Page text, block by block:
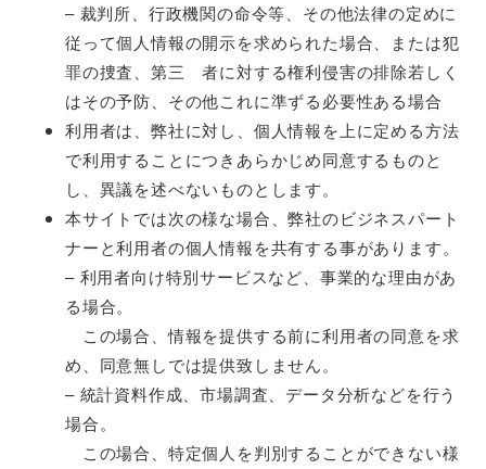
– 裁判所、行政機関の命令等、その他法律の定めに
従って個人情報の開示を求められた場合、または犯
罪の捜査、第三 者に対する権利侵害の排除若しく
はその予防、その他これに準ずる必要性ある場合
利用者は、弊社に対し、個人情報を上に定める方法
で利用することにつきあらかじめ同意するものと
し、異議を述べないものとします。
本サイトでは次の様な場合、弊社のビジネスパート
ナーと利用者の個人情報を共有する事があります。
– 利用者向け特別サービスなど、事業的な理由があ
る場合。
この場合、情報を提供する前に利用者の同意を求
め、同意無しでは提供致しません。
– 統計資料作成、市場調査、データ分析などを行う
場合。
この場合、特定個人を判別することができない様